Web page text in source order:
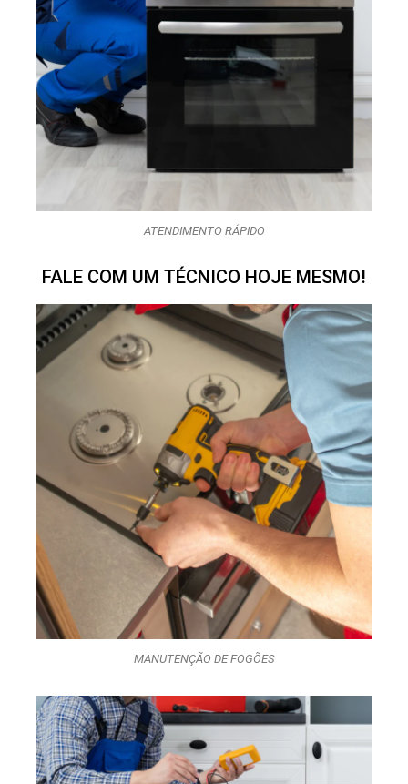
ATENDIMENTO RÁPIDO
FALE COM UM TÉCNICO HOJE MESMO!
MANUTENÇÃO DE FOGÕES